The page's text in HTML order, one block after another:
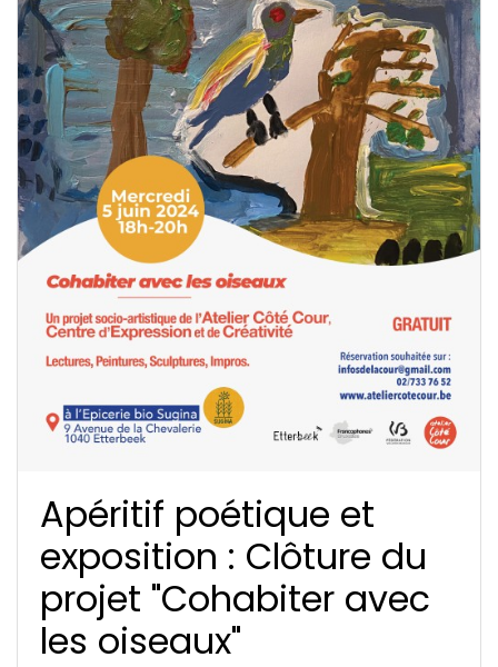
Apéritif poétique et
exposition : Clôture du
projet "Cohabiter avec
les oiseaux"